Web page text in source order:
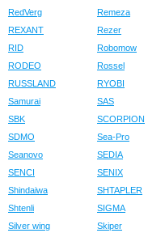
RedVerg
Remeza
REXANT
Rezer
RID
Robomow
RODEO
Rossel
RUSSLAND
RYOBI
Samurai
SAS
SBK
SCORPION
SDMO
Sea-Pro
Seanovo
SEDIA
SENCI
SENIX
Shindaiwa
SHTAPLER
Shtenli
SIGMA
Silver wing
Skiper